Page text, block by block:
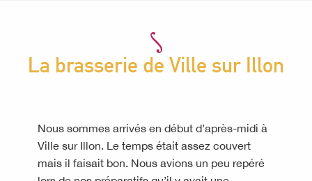
La brasserie de Ville sur Illon
Nous sommes arrivés en début d’après-midi à
Ville sur Illon. Le temps était assez couvert
mais il faisait bon. Nous avions un peu repéré